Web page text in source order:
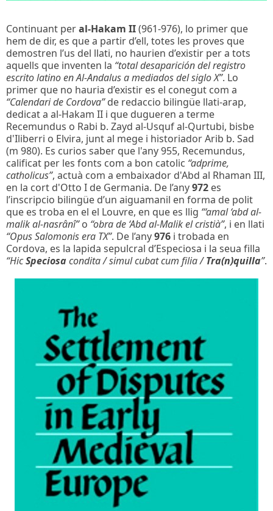
Continuant peral-Hakam II(961-976), lo primer que
hem de dir, es que a partir d’ell, totes les proves que
demostren l’us del llati, no haurien d’existir per a tots
aquells que inventen la “total desaparición del registro
escrito latino en Al-Andalus a mediados del siglo X”. Lo
primer que no hauria d’existir es el conegut com a
“Calendari de Cordova”de redaccio bilingüe llati-arap,
dedicat a al-Hakam II i que dugueren a terme
Recemundus o Rabi b. Zayd al-Usquf al-Qurtubi, bisbe
d'Iliberri o Elvira, junt al mege i historiador Arib b. Sad
(m 980). Es curios saber que l'any 955, Recemundus,
calificat per les fonts com a bon catolic “adprime,
catholicus”, actuà com a embaixador d'Abd al Rhaman III,
en la cort d'Otto I de Germania. De l’any972 es
l’inscripcio bilingüe d’un aiguamanil en forma de polit
que es troba en el el Louvre, en que es llig “‘amal ‘abd al-
malik al-nasrânî”o “obra de ‘Abd al-Malik el cristià”, i en llati
“Opus Salomonis era TX”. De l’any976 i trobada en
Cordova, es la lapida sepulcral d’Especiosa i la seua filla
“HicSpeciosacondita / simul cubat cum filia /Tra(n)quilla”.